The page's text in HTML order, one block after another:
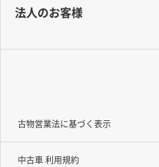
法人のお客様
古物営業法に基づく表示
中古車 利用規約